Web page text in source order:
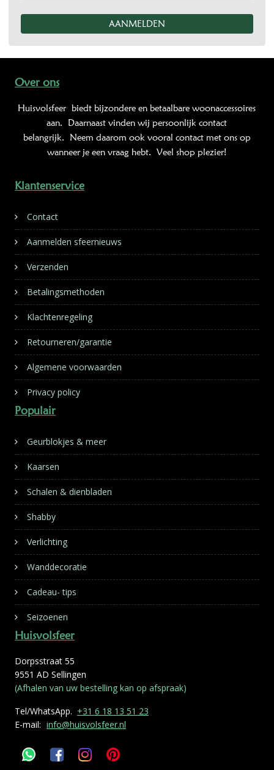
Over ons
Huisvolsfeer biedt bijzondere en betaalbare woonaccessoires
aan. Daarnaast vinden wij persoonlijk contact
belangrijk. Neem daarom ook vooral contact met ons op
wanneer je een vraag hebt. Veel shop plezier!
Klantenservice
Contact
Aanmelden sfeernieuws
Verzenden
Betalingsmethoden
Klachtenregeling
Retourneren/garantie
Algemene voorwaarden
Privacy policy
Populair
Geurblokjes & meer
Kaarsen
Schalen & dienbladen
Shabby
Verlichting
Wanddecoratie
Cadeau- tips
Seizoenen
Huisvolsfeer
Dorpsstraat 55
9551 AD Sellingen
(Afhalen van uw bestelling kan op afspraak)
Tel/WhatsApp. +31 6 18 13 51 23
E-mail: info@huisvolsfeer.nl